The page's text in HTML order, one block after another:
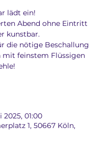
lädt ein!
Abend ohne Eintritt
kunstbar.
die nötige Beschallung
mit feinstem Flüssigen
2025, 01:00
1, 50667 Köln,